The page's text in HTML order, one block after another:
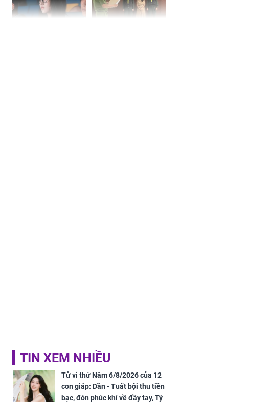
TIN XEM NHIỀU
Tử vi thứ Năm 6/8/2026 của 12
con giáp: Dần - Tuất bội thu tiền
bạc, đón phúc khí về đầy tay, Tý
- Mão công việc khó khăn, tiền